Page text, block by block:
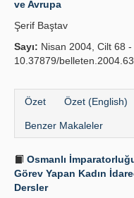
Kılavuzlar
ve Avrupa
Şerif Baştav
Sayı: Nisan 2004, Cilt 68 -
10.37879/belleten.2004.63
Özet Özet (English)
Benzer Makaleler
Osmanlı
Görev Yapan Kadın
Dersler